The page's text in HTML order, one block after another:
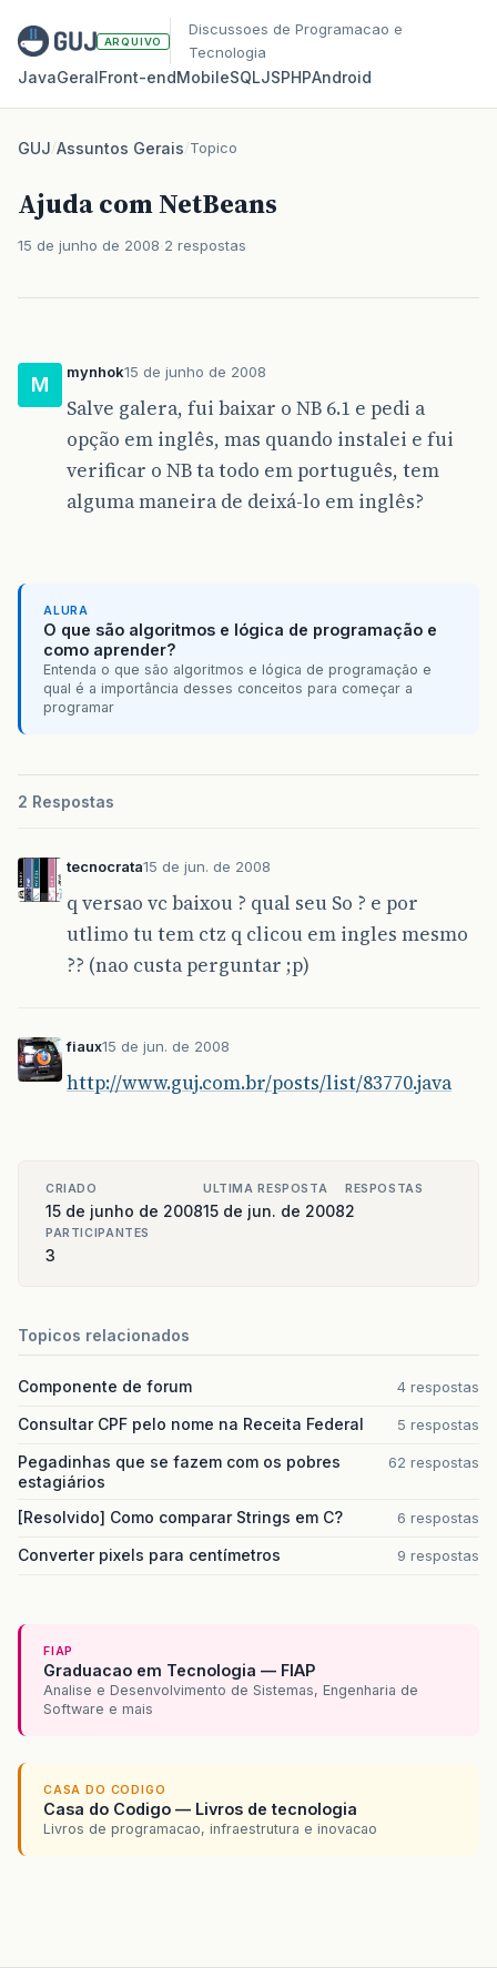
ARQUIVO
Discussoes de Programacao e
Tecnologia
JavaGeralFront‑endMobileSQLJSPHPAndroid
GUJ/Assuntos Gerais/Topico
Ajuda com NetBeans
15 de junho de 2008 2 respostas
M
mynhok15 de junho de 2008
Salve galera, fui baixar o NB 6.1 e pedi a
opção em inglês, mas quando instalei e fui
verificar o NB ta todo em português, tem
alguma maneira de deixá-lo em inglês?
ALURA
O que são algoritmos e lógica de programação e
como aprender?
Entenda o que são algoritmos e lógica de programação e
qual é a importância desses conceitos para começar a
programar
2 Respostas
tecnocrata15 de jun. de 2008
q versao vc baixou ? qual seu So ? e por
utlimo tu tem ctz q clicou em ingles mesmo
?? (nao custa perguntar ;p)
fiaux15 de jun. de 2008
http://www.guj.com.br/posts/list/83770.java
CRIADO
15 de junho de 2008
ULTIMA RESPOSTA
15 de jun. de 2008
RESPOSTAS
2
PARTICIPANTES
3
Topicos relacionados
Componente de forum 4 respostas
Consultar CPF pelo nome na Receita Federal 5 respostas
Pegadinhas que se fazem com os pobres
estagiários
62 respostas
[Resolvido] Como comparar Strings em C? 6 respostas
Converter pixels para centímetros 9 respostas
FIAP
Graduacao em Tecnologia — FIAP
Analise e Desenvolvimento de Sistemas, Engenharia de
Software e mais
CASA DO CODIGO
Casa do Codigo — Livros de tecnologia
Livros de programacao, infraestrutura e inovacao